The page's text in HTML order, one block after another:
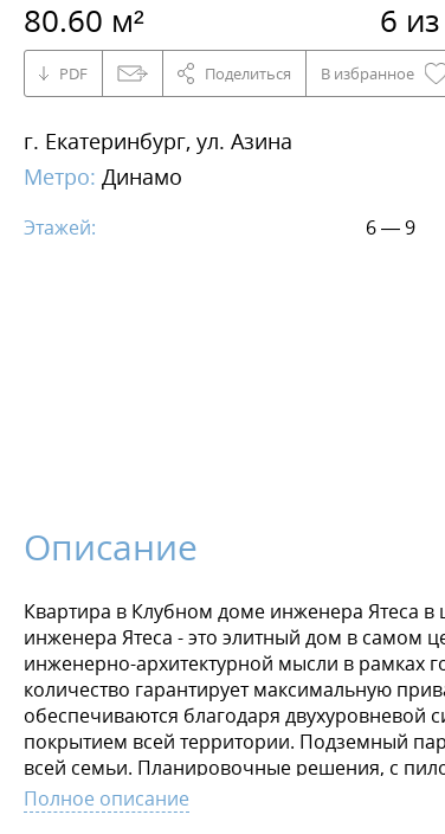
80.60 м² 6
PDF Поделиться В избранное
г. Екатеринбург, ул. Азина
Метро: Динамо
Этажей: 6 — 9
Описание
Квартира в Клубном доме инженера Ятеса в
инженера Ятеса - это элитный дом в самом
инженерно-архитектурной мысли в рамках
количество гарантирует максимальную
обеспечиваются благодаря двухуровневой
покрытием всей территории. Подземный
всей семьи. Планировочные решения, с
пространство. А отсутствие отделки и
Звоните или оставляйте заявку, чтобы
Полное описание